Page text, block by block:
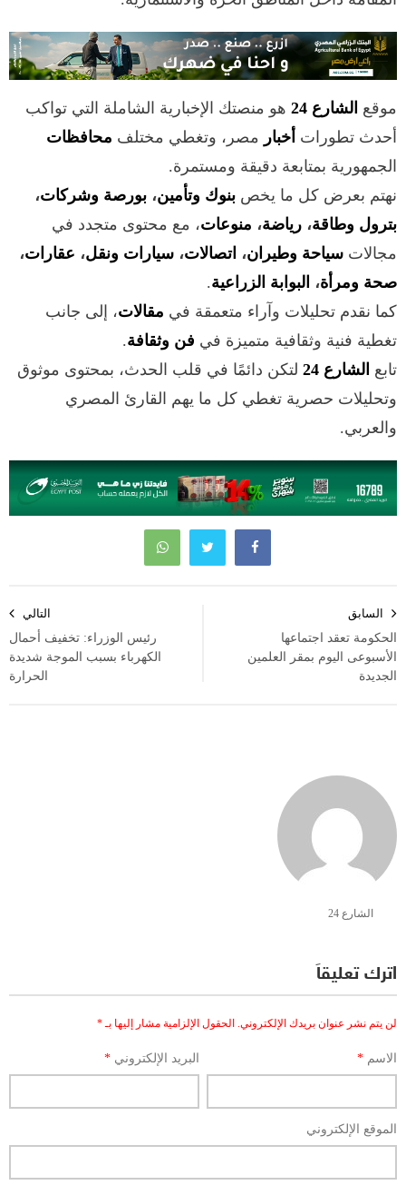
موقع الشارع 24
هو منصتك الإخبارية الشاملة التي تواكب
أحدث تطورات أخبار مصر، وتغطي مختلف محافظات
الجمهورية بمتابعة دقيقة ومستمرة.
نهتم بعرض كل ما يخص بنوك وتأمين، بورصة وشركات،
بترول وطاقة، رياضة، منوعات، مع محتوى متجدد في
مجالات سياحة وطيران، اتصالات، سيارات ونقل، عقارات،
صحة ومرأة، البوابة الزراعية.
كما نقدم تحليلات وآراء متعمقة في مقالات، إلى جانب
تغطية فنية وثقافية متميزة في فن وثقافة.
تابع الشارع 24
لتكن دائمًا في قلب الحدث، بمحتوى موثوق
وتحليلات حصرية تغطي كل ما يهم القارئ المصري
والعربي.
المقالات
السابق
الحكومة تعقد اجتماعها
الأسبوعى اليوم بمقر العلمين
الجديدة
التالي
رئيس الوزراء: تخفيف أحمال
الكهرباء بسبب الموجة شديدة
الحرارة
الشارع 24
اترك تعليقاً
لن يتم نشر عنوان بريدك الإلكتروني. الحقول الإلزامية مشار إليها بـ*
الاسم * البريد الإلكتروني*
الموقع الإلكتروني